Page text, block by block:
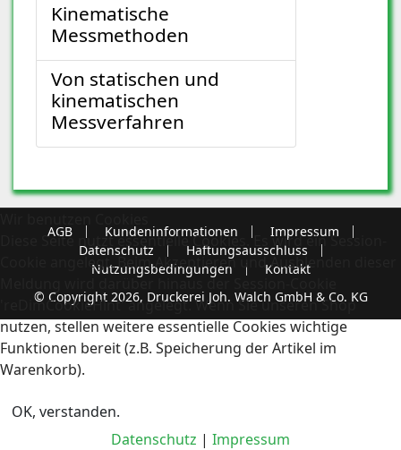
Kinematische
Messmethoden
Von statischen und
kinematischen
Messverfahren
AGB Kundeninformationen
Impressum
Datenschutz
Haftungsausschluss
Nutzungsbedingungen
Kontakt
© Copyright 2026, Druckerei Joh. Walch GmbH & Co. KG
Diese Seite nutzt essentielle Cookies. Es wird ein Session-
Cookie angelegt. Beim Akzeptieren und Ausblenden dieser
Meldung wird darüber hinaus der Session-Cookie
'reDimCookieHint' angelegt. Wenn Sie unseren Shop
nutzen, stellen weitere essentielle Cookies wichtige
Funktionen bereit (z.B. Speicherung der Artikel im
Warenkorb).
OK, verstanden.
Datenschutz | Impressum